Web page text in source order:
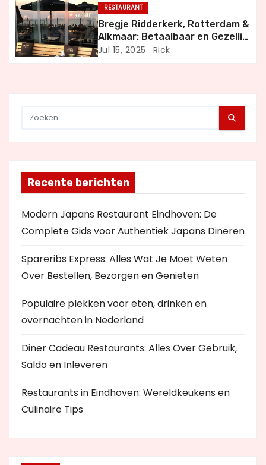
a
t
i
RESTAURANT
Bregje Ridderkerk, Rotterdam &
Alkmaar: Betaalbaar en Gezellig
Uit Eten
Jul 15, 2025 Rick
Recente berichten
Modern Japans Restaurant Eindhoven: De
Complete Gids voor Authentiek Japans Dineren
Spareribs Express: Alles Wat Je Moet Weten
Over Bestellen, Bezorgen en Genieten
Populaire plekken voor eten, drinken en
overnachten in Nederland
Diner Cadeau Restaurants: Alles Over Gebruik,
Saldo en Inleveren
Restaurants in Eindhoven: Wereldkeukens en
Culinaire Tips